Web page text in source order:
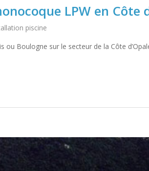
LPW en Côte
piscine
Boulogne sur le secteur de la Côte